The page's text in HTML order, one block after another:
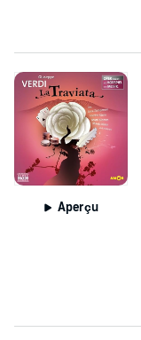
Aperçu